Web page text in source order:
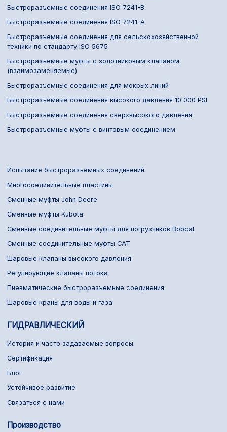
Быстроразъемные соединения ISO 7241-B
Быстроразъемные соединения ISO 7241-A
Быстроразъемные соединения для сельскохозяйственной
техники по стандарту ISO 5675
Быстроразъемные муфты с золотниковым клапаном
(взаимозаменяемые)
Быстроразъемные соединения для мокрых линий
Быстроразъемные соединения высокого давления 10 000 PSI
Быстроразъемные соединения сверхвысокого давления
Быстроразъемные муфты с винтовым соединением
Испытание быстроразъемных соединений
Многосоединительные пластины
Сменные муфты John Deere
Сменные муфты Kubota
Сменные соединительные муфты для погрузчиков Bobcat
Сменные соединительные муфты CAT
Шаровые клапаны высокого давления
Регулирующие клапаны потока
Пневматические быстроразъемные соединения
Шаровые краны для воды и газа
ГИДРАВЛИЧЕСКИЙ
История и часто задаваемые вопросы
Сертификация
Блог
Устойчивое развитие
Связаться с нами
Производство